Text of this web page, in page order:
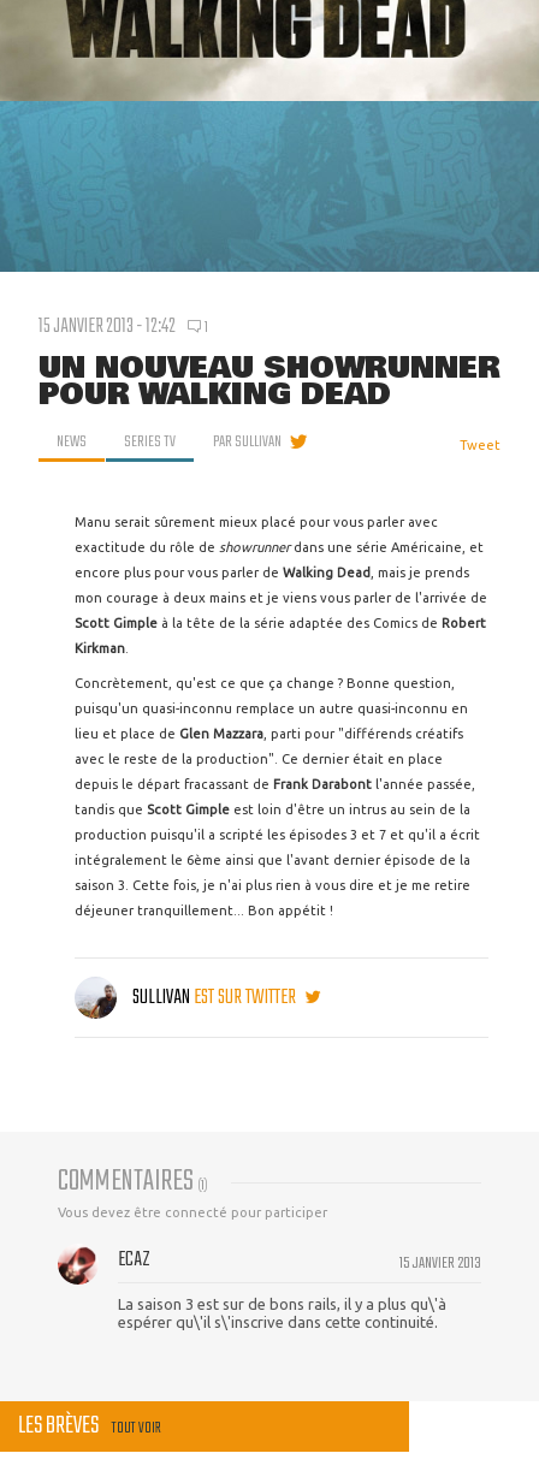
15 JANVIER 2013 - 12:42 1
UN NOUVEAU SHOWRUNNER
POUR WALKING DEAD
NEWS SERIES TV PARSULLIVAN Tweet
Manu serait sûrement mieux placé pour vous parler avec
exactitude du rôle de showrunnerdans une série Américaine, et
encore plus pour vous parler de Walking Dead
, mais je prends
mon courage à deux mains et je viens vous parler de l'arrivée de
Scott Gimple à la tête de la série adaptée des Comics de Robert
Kirkman
Concrètement, qu'est ce que ça change ? Bonne question,
puisqu'un quasi-inconnu remplace un autre quasi-inconnu en
lieu et place de Glen Mazzara , parti pour "différends créatifs
avec le reste de la production". Ce dernier était en place
depuis le départ fracassant de Frank Darabont l'année passée,
tandis que Scott Gimple est loin d'être un intrus au sein de la
production puisqu'il a scripté les épisodes 3 et 7 et qu'il a écrit
intégralement le 6ème ainsi que l'avant dernier épisode de la
saison 3. Cette fois, je n'ai plus rien à vous dire et je me retire
déjeuner tranquillement... Bon appétit !
SULLIVANEST SUR TWITTER
COMMENTAIRES (1)
Vous devez être connecté pour participer
15 JANVIER 2013
ECAZ
La saison 3 est sur de bons rails, il y a plus qu\'à
espérer qu\'il s\'inscrive dans cette continuité.
LES BRÈVES TOUT VOIR